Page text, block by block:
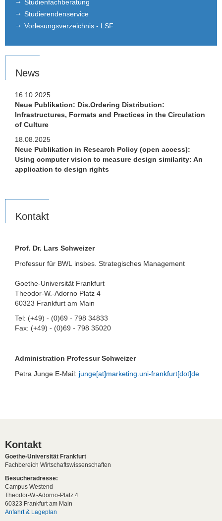
Studienfachberatung
Studierendenservice
Vorlesungsverzeichnis - LSF
News
16.10.2025
Neue Publikation: Dis.Ordering Distribution:
Infrastructures, Formats and Practices in the Circulation
of Culture
18.08.2025
Neue Publikation in Research Policy (open access):
Using computer vision to measure design similarity: An
application to design rights
Kontakt
Prof. Dr. Lars Schweizer
Professur für BWL
insbes. Strategisches Management
Goethe-Universität Frankfurt
Theodor-W.-Adorno Platz 4
60323 Frankfurt am Main
Tel: (+49) - (0)69 - 798 34833
Fax: (+49) - (0)69 - 798 35020
Administration Professur Schweizer
Petra Junge E-Mail: junge[at]marketing.uni-frankfurt[dot]de
Kontakt
Goethe-Universität Frankfurt
Fachbereich Wirtschaftswissenschaften
Besucheradresse:
Campus Westend
Theodor-W.-Adorno-Platz 4
60323 Frankfurt am Main
Anfahrt & Lageplan